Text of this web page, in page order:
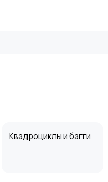
Квадроциклы и багги